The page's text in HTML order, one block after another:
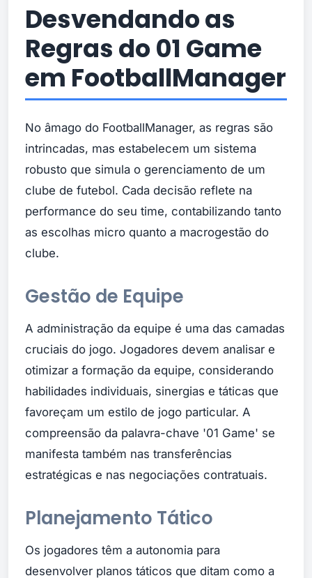
Desvendando as
Regras do 01 Game
em FootballManager
No âmago do FootballManager, as regras são
intrincadas, mas estabelecem um sistema
robusto que simula o gerenciamento de um
clube de futebol. Cada decisão reflete na
performance do seu time, contabilizando tanto
as escolhas micro quanto a macrogestão do
clube.
Gestão de Equipe
A administração da equipe é uma das camadas
cruciais do jogo. Jogadores devem analisar e
otimizar a formação da equipe, considerando
habilidades individuais, sinergias e táticas que
favoreçam um estilo de jogo particular. A
compreensão da palavra-chave '01 Game' se
manifesta também nas transferências
estratégicas e nas negociações contratuais.
Planejamento Tático
Os jogadores têm a autonomia para
desenvolver planos táticos que ditam como a